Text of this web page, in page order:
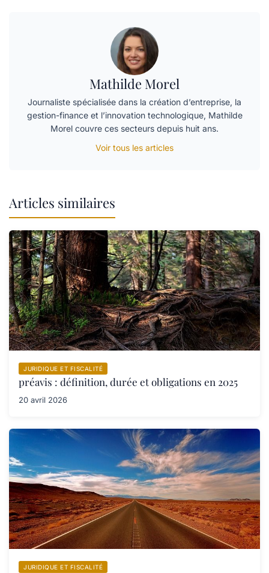
Mathilde Morel
Journaliste spécialisée dans la création d’entreprise, la
gestion-finance et l’innovation technologique, Mathilde
Morel couvre ces secteurs depuis huit ans.
Voir tous les articles
Articles similaires
JURIDIQUE ET FISCALITÉ
préavis : définition, durée et obligations en 2025
20 avril 2026
JURIDIQUE ET FISCALITÉ